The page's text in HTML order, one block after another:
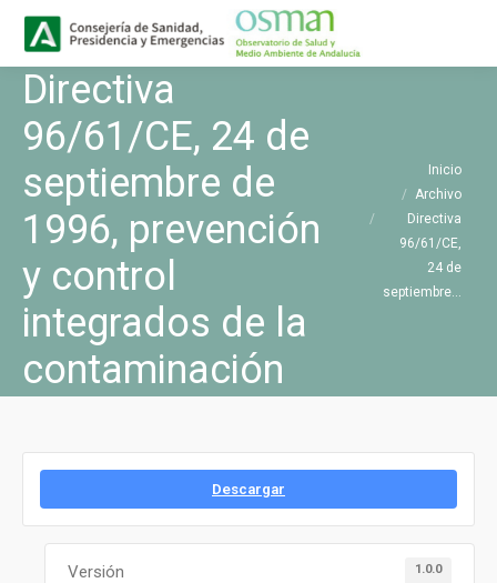
Directiva
96/61/CE, 24 de
septiembre de
1996, prevención
y control
integrados de la
contaminación
Inicio
Archivo
Directiva
96/61/CE,
24 de
septiembre…
Descargar
Versión 1.0.0